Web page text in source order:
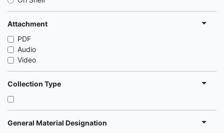
Attachment
PDF
Audio
Video
Collection Type
General Material Designation